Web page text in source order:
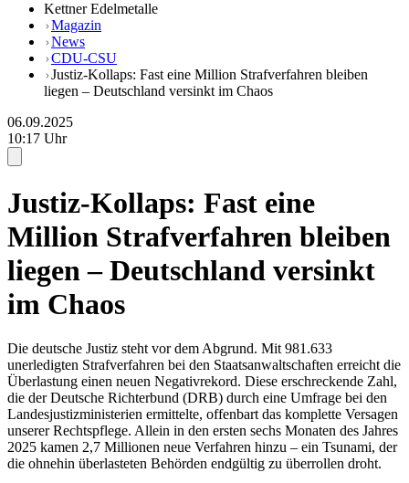
Kettner Edelmetalle
Magazin
News
CDU-CSU
Justiz-Kollaps: Fast eine Million Strafverfahren bleiben
liegen – Deutschland versinkt im Chaos
06.09.2025
10:17 Uhr
Justiz-Kollaps: Fast eine
Million Strafverfahren bleiben
liegen – Deutschland versinkt
im Chaos
Die deutsche Justiz steht vor dem Abgrund. Mit 981.633
unerledigten Strafverfahren bei den Staatsanwaltschaften erreicht die
Überlastung einen neuen Negativrekord. Diese erschreckende Zahl,
die der Deutsche Richterbund (DRB) durch eine Umfrage bei den
Landesjustizministerien ermittelte, offenbart das komplette Versagen
unserer Rechtspflege. Allein in den ersten sechs Monaten des Jahres
2025 kamen 2,7 Millionen neue Verfahren hinzu – ein Tsunami, der
die ohnehin überlasteten Behörden endgültig zu überrollen droht.